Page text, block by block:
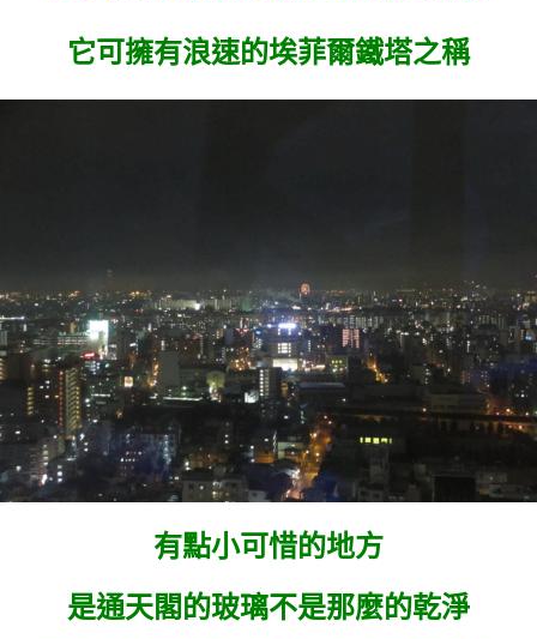
它可擁有浪速的埃菲爾鐵塔之稱
有點小可惜的地方
是通天閣的玻璃不是那麼的乾淨